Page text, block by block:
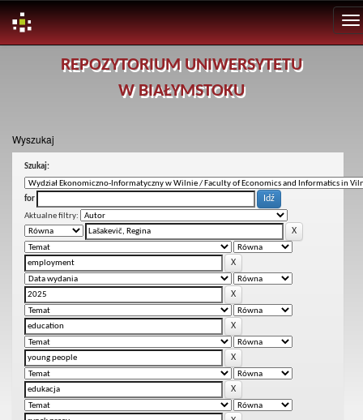
REPOZYTORIUM UNIWERSYTETU
W BIAŁYMSTOKU
Wyszukaj
Szukaj:
for
Aktualne filtry: